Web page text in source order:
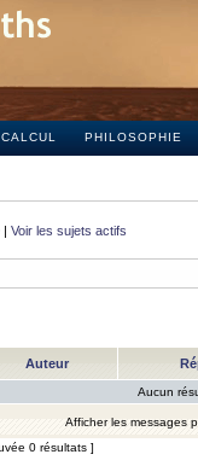
CALCUL PHILOSOPHIE
| Voir les sujets actifs
Auteur
Aucun
Afficher les messages
0 résultats ]